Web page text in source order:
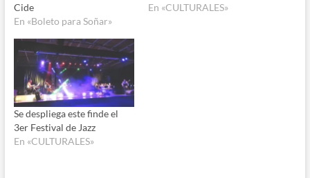
Cide
En «Boleto para Soñar»
En «CULTURALES»
Se despliega este finde el
3er Festival de Jazz
En «CULTURALES»